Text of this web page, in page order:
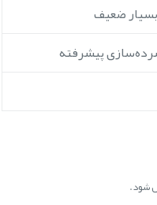
بسیار ضعیف
پیشرفته
شود.